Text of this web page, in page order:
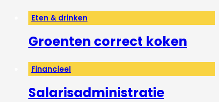
Eten & drinken
Groenten correct koken
Financieel
Salarisadministratie